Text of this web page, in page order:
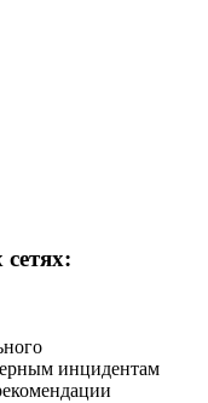
инцидентам